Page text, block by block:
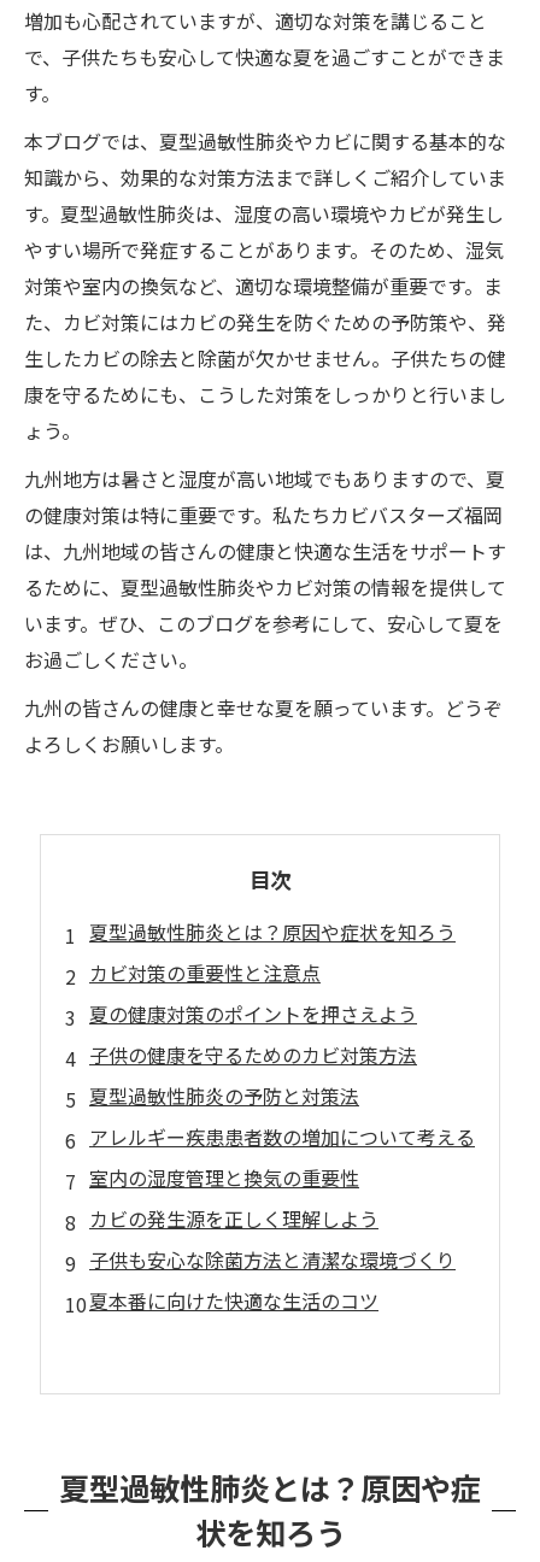
増加も心配されていますが、適切な対策を講じること
で、子供たちも安心して快適な夏を過ごすことができま
す。
本ブログでは、夏型過敏性肺炎やカビに関する基本的な
知識から、効果的な対策方法まで詳しくご紹介していま
す。夏型過敏性肺炎は、湿度の高い環境やカビが発生し
やすい場所で発症することがあります。そのため、湿気
対策や室内の換気など、適切な環境整備が重要です。ま
た、カビ対策にはカビの発生を防ぐための予防策や、発
生したカビの除去と除菌が欠かせません。子供たちの健
康を守るためにも、こうした対策をしっかりと行いまし
ょう。
九州地方は暑さと湿度が高い地域でもありますので、夏
の健康対策は特に重要です。私たちカビバスターズ福岡
は、九州地域の皆さんの健康と快適な生活をサポートす
るために、夏型過敏性肺炎やカビ対策の情報を提供して
います。ぜひ、このブログを参考にして、安心して夏を
お過ごしください。
九州の皆さんの健康と幸せな夏を願っています。どうぞ
よろしくお願いします。
目次
夏型過敏性肺炎とは？原因や症状を知ろう
カビ対策の重要性と注意点
夏の健康対策のポイントを押さえよう
子供の健康を守るためのカビ対策方法
夏型過敏性肺炎の予防と対策法
アレルギー疾患患者数の増加について考える
室内の湿度管理と換気の重要性
カビの発生源を正しく理解しよう
子供も安心な除菌方法と清潔な環境づくり
夏本番に向けた快適な生活のコツ
夏型過敏性肺炎とは？原因や症
状を知ろう